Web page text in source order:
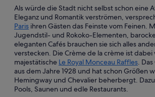
Als würde die Stadt nicht selbst schon eine
Eleganz und Romantik verströmen,
Paris ihren Gästen das Feinste vom Feinen.
Jugendstil- und Rokoko-Elementen,
eleganten Cafés brauchen sie sich alles
verstecken. Die Crème de la crème ist dabei
majestätische Le Royal Monceau Raffles.
aus dem Jahre 1928 und hat schon Größen
Hemingway und Chevalier beherbergt.
Pools, Saunen und edle Restaurants.